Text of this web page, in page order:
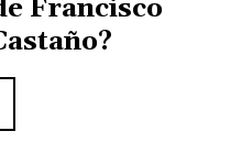
Francisco